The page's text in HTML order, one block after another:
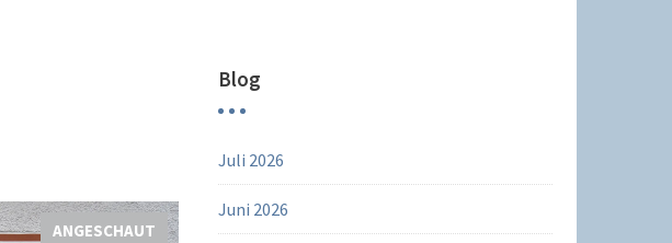
ANGESCHAUT
Blog
Juli 2026
Juni 2026